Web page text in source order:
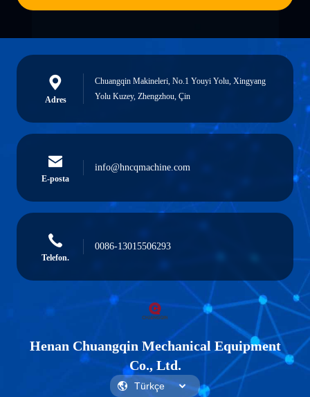
Adres
Chuangqin Makineleri, No.1 Youyi Yolu, Xingyang
Yolu Kuzey, Zhengzhou, Çin
E-posta
info@hncqmachine.com
Telefon.
0086-13015506293
Henan Chuangqin Mechanical Equipment
Co., Ltd.